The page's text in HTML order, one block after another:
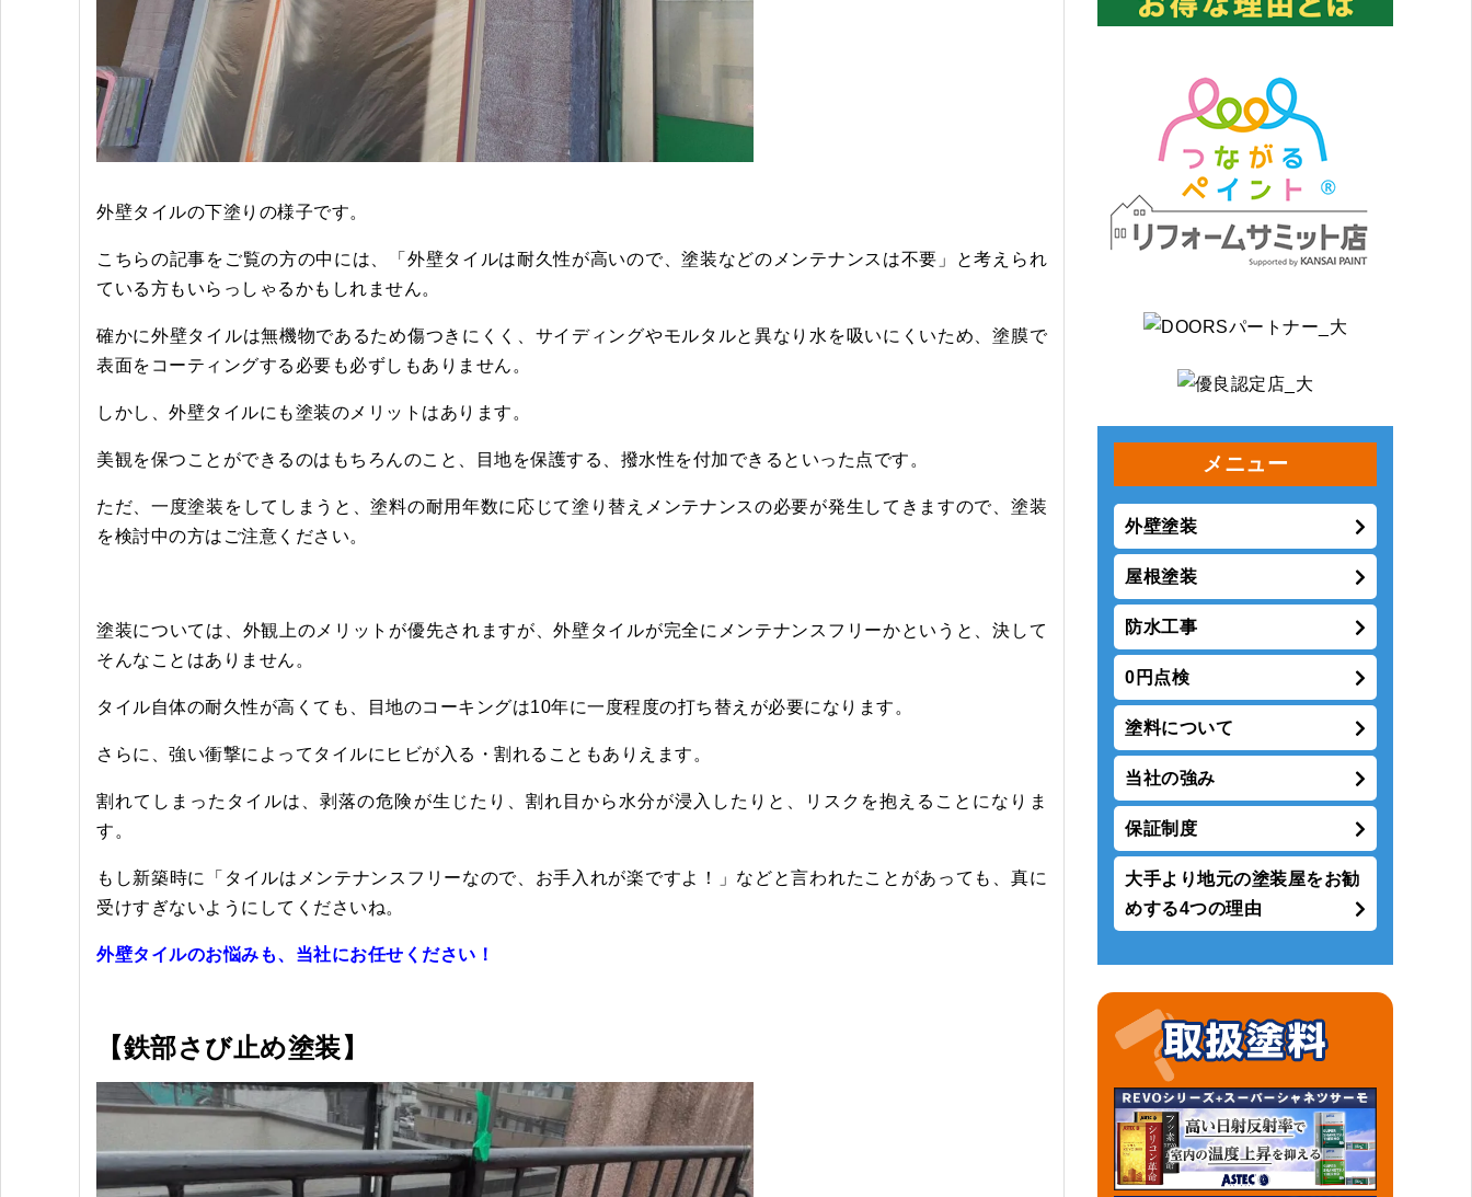
外壁タイルの下塗りの様子です。
こちらの記事をご覧の方の中には、「外壁タイルは耐久性が高いので、塗装などのメンテナンスは不要」と考えられ
ている方もいらっしゃるかもしれません。
確かに外壁タイルは無機物であるため傷つきにくく、サイディングやモルタルと異なり水を吸いにくいため、塗膜で
表面をコーティングする必要も必ずしもありません。
しかし、外壁タイルにも塗装のメリットはあります。
美観を保つことができるのはもちろんのこと、目地を保護する、撥水性を付加できるといった点です。
ただ、一度塗装をしてしまうと、塗料の耐用年数に応じて塗り替えメンテナンスの必要が発生してきますので、塗装
を検討中の方はご注意ください。
塗装については、外観上のメリットが優先されますが、外壁タイルが完全にメンテナンスフリーかというと、決して
そんなことはありません。
タイル自体の耐久性が高くても、目地のコーキングは10年に一度程度の打ち替えが必要になります。
さらに、強い衝撃によってタイルにヒビが入る・割れることもありえます。
割れてしまったタイルは、剥落の危険が生じたり、割れ目から水分が浸入したりと、リスクを抱えることになりま
す。
もし新築時に「タイルはメンテナンスフリーなので、お手入れが楽ですよ！」などと言われたことがあっても、真に
受けすぎないようにしてくださいね。
外壁タイルのお悩みも、当社にお任せください！
【鉄部さび止め塗装】
メニュー
外壁塗装
屋根塗装
防水工事
0円点検
塗料について
当社の強み
保証制度
大手より地元の塗装屋をお勧
めする4つの理由